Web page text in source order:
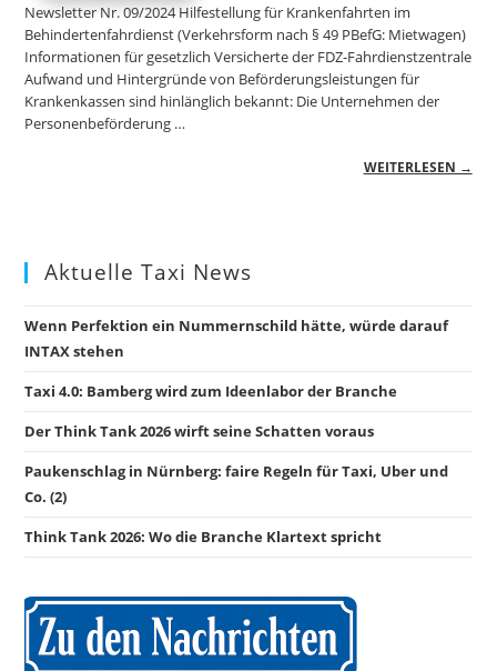
Newsletter Nr. 09/2024 Hilfestellung für Krankenfahrten im
Behindertenfahrdienst (Verkehrsform nach § 49 PBefG: Mietwagen)
Informationen für gesetzlich Versicherte der FDZ-Fahrdienstzentrale
Aufwand und Hintergründe von Beförderungsleistungen für
Krankenkassen sind hinlänglich bekannt: Die Unternehmen der
Personenbeförderung …
WEITERLESEN →
Aktuelle Taxi News
Wenn Perfektion ein Nummernschild hätte, würde darauf
INTAX stehen
Taxi 4.0: Bamberg wird zum Ideenlabor der Branche
Der Think Tank 2026 wirft seine Schatten voraus
Paukenschlag in Nürnberg: faire Regeln für Taxi, Uber und
Co. (2)
Think Tank 2026: Wo die Branche Klartext spricht